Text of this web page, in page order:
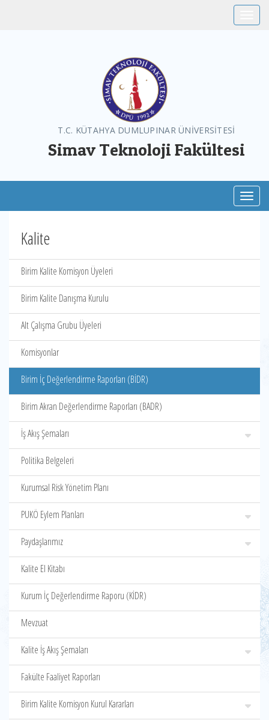
T.C. KÜTAHYA DUMLUPINAR ÜNİVERSİTESİ
Simav Teknoloji Fakültesi
Kalite
Birim Kalite Komisyon Üyeleri
Birim Kalite Danışma Kurulu
Alt Çalışma Grubu Üyeleri
Komisyonlar
Birim İç Değerlendirme Raporları (BİDR)
Birim Akran Değerlendirme Raporları (BADR)
İş Akış Şemaları
Politika Belgeleri
Kurumsal Risk Yönetim Planı
PUKÖ Eylem Planları
Paydaşlarımız
Kalite El Kitabı
Kurum İç Değerlendirme Raporu (KİDR)
Mevzuat
Kalite İş Akış Şemaları
Fakülte Faaliyet Raporları
Birim Kalite Komisyon Kurul Kararları